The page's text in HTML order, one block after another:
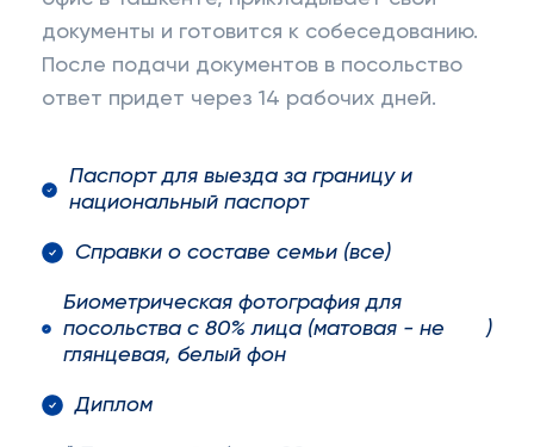
документы и готовится к собеседованию.
После подачи документов в посольство
ответ придет через 14 рабочих дней.
Паспорт для выезда за границу и
национальный паспорт
Справки о составе семьи (все)
Биометрическая фотография для
посольства с 80% лица (матовая - не
глянцевая, белый фон
)
Диплом